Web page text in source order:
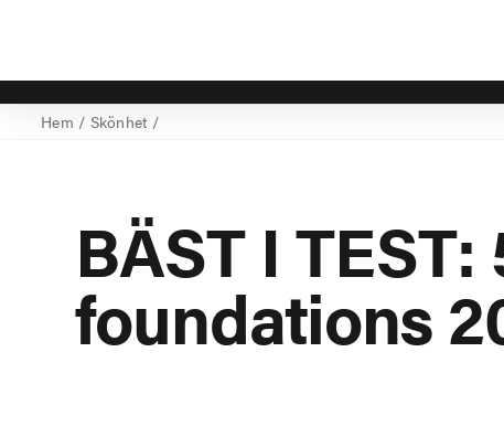
Hem / Skönhet/
BÄST I TEST:
foundations